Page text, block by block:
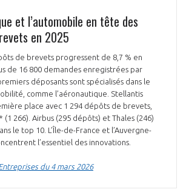
et l’automobile en tête des
en 2025
de brevets progressent de 8,7 % en
de 16 800 demandes enregistrées par
premiers déposants sont spécialisés dans le
comme l’aéronautique. Stellantis
place avec 1 294 dépôts de brevets,
(1 266). Airbus (295 dépôts) et Thales (246)
le top 10. L’Île-de-France et l’Auvergne-
l’essentiel des innovations.
du 4 mars 2026